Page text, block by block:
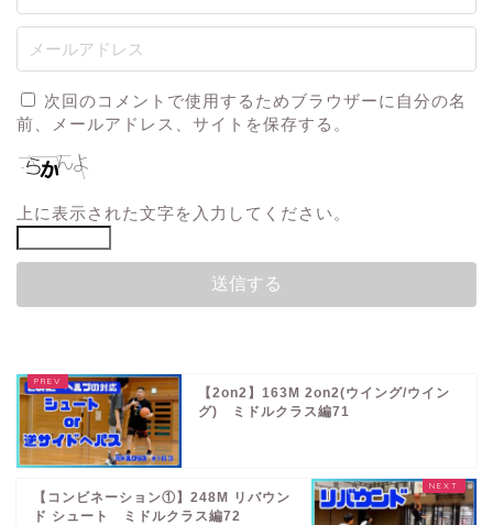
次回のコメントで使用するためブラウザーに自分の名
前、メールアドレス、サイトを保存する。
上に表示された文字を入力してください。
【2on2】163M 2on2(ウイング/ウイン
グ) ミドルクラス編71
【コンビネーション①】248M リバウン
ド シュート ミドルクラス編72